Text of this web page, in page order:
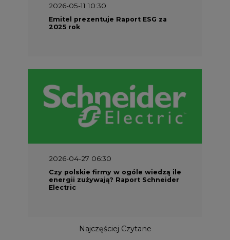
2026-05-11 10:30
Emitel prezentuje Raport ESG za
2025 rok
2026-04-27 06:30
Czy polskie firmy w ogóle wiedzą ile
energii zużywają? Raport Schneider
Electric
Najczęściej Czytane